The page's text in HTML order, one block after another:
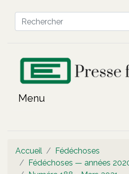
Accueil
Fédéchoses
Fédéchoses — années